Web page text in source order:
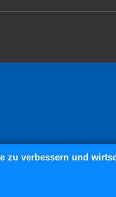
zu verbessern und